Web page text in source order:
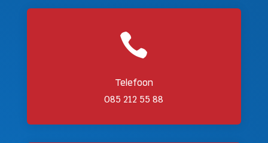

Telefoon
085 212 55 88